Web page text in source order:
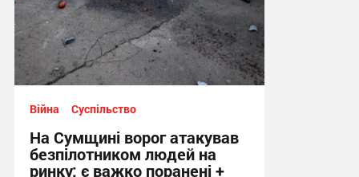
Війна Суспільство
На Сумщині ворог атакував
безпілотником людей на
ринку: є важко поранені +